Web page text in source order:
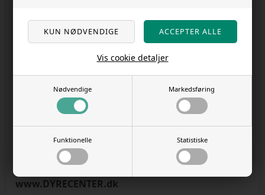
Nødvendige Markedsføring
Funktionelle Statistiske
Vis cookie detaljer
REKLAMATION
FRAGT OG AFSENDELSE
GÅ TIL KASSEN
www.DYRECENTER.dk